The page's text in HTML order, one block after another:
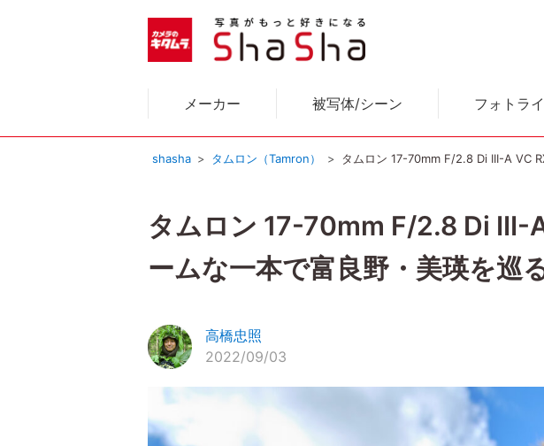
メーカー 被写体/シーン フォトラ
shasha タムロン（Tamron） タムロン 17-70mm F/2.8 Di III-A VC
タムロン 17-70mm F/2.8 Di III-
ームな一本で富良野・美瑛を巡
高橋忠照
2022/09/03